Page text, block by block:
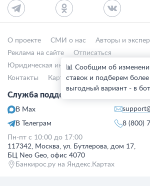
О проекте СМИ о нас Авторы и
Реклама на сайте
Отписаться
Юридическая информация
Контакты
Карта сайта Деятельность в
Служба поддержки клиентов:
В Max
В Телеграм
8 (800)
Пн-пт с 10:00 до 17:00
117342, Москва, ул. Бутлерова, дом 17,
БЦ Neo Geo, офис 4070
Банкирос.ру на Яндекс.Картах
📊 Сообщим об
ставок и подберем более
выгодный вариант - в